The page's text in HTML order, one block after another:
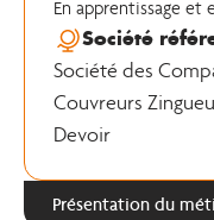
En apprentissage et
Société
Société des
Couvreurs
Devoir
Présentation du